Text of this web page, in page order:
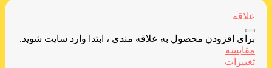
علاقه
برای افزودن محصول به علاقه مندی ، ابتدا وارد سایت شوید.
مقایسه
تغییرات